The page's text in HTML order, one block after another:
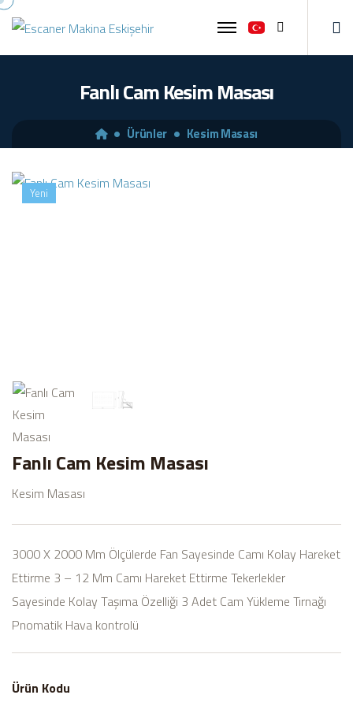
Ara
Fanlı Cam Kesim Masası
Ürünler Kesim Masası
Yeni
Fanlı Cam Kesim Masası
Kesim Masası
3000 X 2000 Mm Ölçülerde Fan Sayesinde Camı Kolay Hareket
Ettirme 3 – 12 Mm Camı Hareket Ettirme Tekerlekler
Sayesinde Kolay Taşıma Özelliği 3 Adet Cam Yükleme Tırnağı
Pnomatik Hava kontrolü
Ürün Kodu